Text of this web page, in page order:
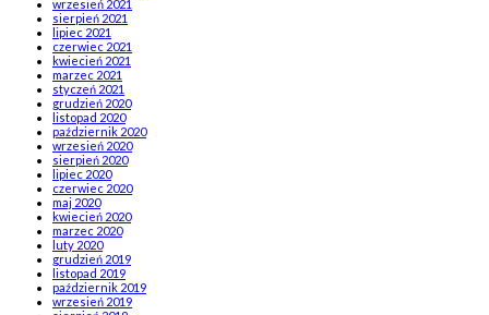
wrzesień 2021
sierpień 2021
lipiec 2021
czerwiec 2021
kwiecień 2021
marzec 2021
styczeń 2021
grudzień 2020
listopad 2020
październik 2020
wrzesień 2020
sierpień 2020
lipiec 2020
czerwiec 2020
maj 2020
kwiecień 2020
marzec 2020
luty 2020
grudzień 2019
listopad 2019
październik 2019
wrzesień 2019